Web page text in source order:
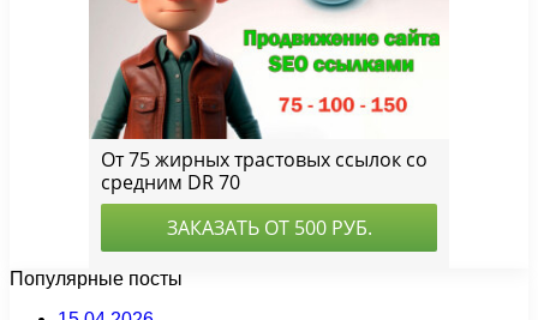
Популярные посты